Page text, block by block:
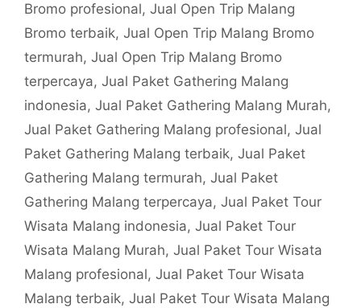
Bromo profesional, Jual Open Trip Malang
Bromo terbaik, Jual Open Trip Malang Bromo
termurah, Jual Open Trip Malang Bromo
terpercaya, Jual Paket Gathering Malang
indonesia, Jual Paket Gathering Malang Murah,
Jual Paket Gathering Malang profesional, Jual
Paket Gathering Malang terbaik, Jual Paket
Gathering Malang termurah, Jual Paket
Gathering Malang terpercaya, Jual Paket Tour
Wisata Malang indonesia, Jual Paket Tour
Wisata Malang Murah, Jual Paket Tour Wisata
Malang profesional, Jual Paket Tour Wisata
Malang terbaik, Jual Paket Tour Wisata Malang